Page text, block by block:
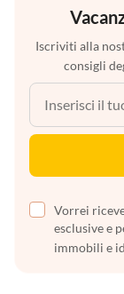
Iscriviti alla
consigli
Vorrei
esclusive e
immobili e